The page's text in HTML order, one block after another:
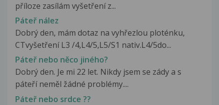
příloze zasílám vyšetření z...
Páteř nález
Dobrý den, mám dotaz na vyhřezlou ploténku,
CTvyšetření L3 /4,L4/5,L5/S1 nativ.L4/5do...
Páteř nebo něco jiného?
Dobrý den. Je mi 22 let. Nikdy jsem se zády a s
páteří neměl žádné problémy....
Páteř nebo srdce ??